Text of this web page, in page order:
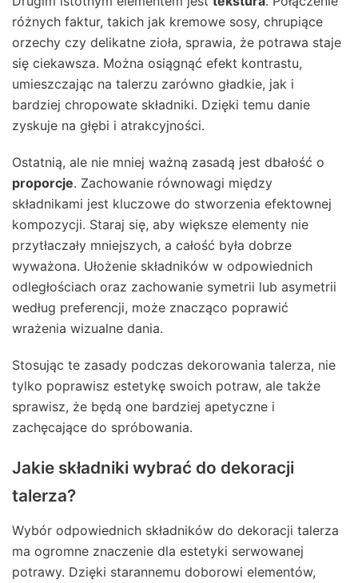
różnych faktur, takich jak kremowe sosy, chrupiące
orzechy czy delikatne zioła, sprawia, że potrawa staje
się ciekawsza. Można osiągnąć efekt kontrastu,
umieszczając na talerzu zarówno gładkie, jak i
bardziej chropowate składniki. Dzięki temu danie
zyskuje na głębi i atrakcyjności.
Ostatnią, ale nie mniej ważną zasadą jest dbałość o
proporcje. Zachowanie równowagi między
składnikami jest kluczowe do stworzenia efektownej
kompozycji. Staraj się, aby większe elementy nie
przytłaczały mniejszych, a całość była dobrze
wyważona. Ułożenie składników w odpowiednich
odległościach oraz zachowanie symetrii lub asymetrii
według preferencji, może znacząco poprawić
wrażenia wizualne dania.
Stosując te zasady podczas dekorowania talerza, nie
tylko poprawisz estetykę swoich potraw, ale także
sprawisz, że będą one bardziej apetyczne i
zachęcające do spróbowania.
Jakie składniki wybrać do dekoracji
talerza?
Wybór odpowiednich składników do dekoracji talerza
ma ogromne znaczenie dla estetyki serwowanej
potrawy. Dzięki starannemu doborowi elementów,